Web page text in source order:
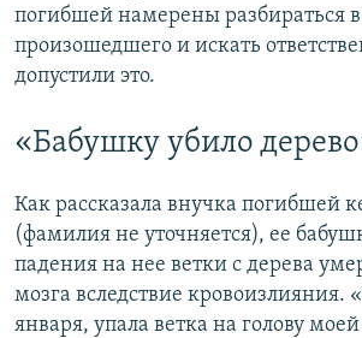
погибшей намерены разбираться
произошедшего и искать
допустили это.
«Бабушку убило
Как рассказала внучка погибшей
(фамилия не уточняется), ее
падения на нее ветки с дерева
мозга вследствие кровоизлияния.
января, упала ветка на голову